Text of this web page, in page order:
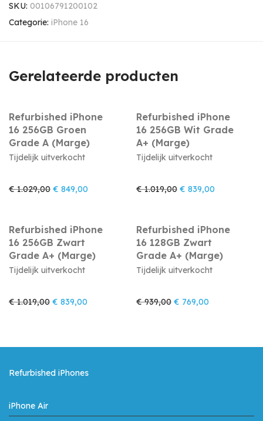
SKU: 00106791200102
Categorie: iPhone 16
Gerelateerde producten
Refurbished iPhone
16 256GB Groen
Grade A (Marge)
Tijdelijk uitverkocht
€1.029,00 Oorspronkelijke prijs was: € 1.029,00.
€ 849,00 Huidige prijs is: € 849,00.
Refurbished iPhone
16 256GB Wit Grade
A+ (Marge)
Tijdelijk uitverkocht
€1.019,00 Oorspronkelijke prijs
€ 839,00
Refurbished iPhone
16 256GB Zwart
Grade A+ (Marge)
Tijdelijk uitverkocht
€1.019,00 Oorspronkelijke prijs was: € 1.019,00.
€ 839,00 Huidige prijs is: € 839,00.
Refurbished iPhone
16 128GB Zwart
Grade A+ (Marge)
Tijdelijk uitverkocht
€939,00 Oorspronkelijke prijs
€ 769,00
Refurbished iPhones
iPhone Air